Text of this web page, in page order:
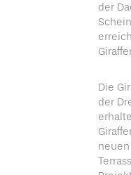
der
Die
der